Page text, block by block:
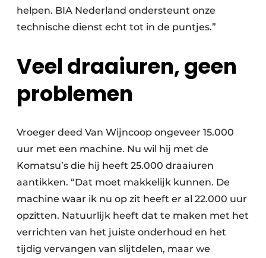
helpen. BIA Nederland ondersteunt onze
technische dienst echt tot in de puntjes.”
Veel draaiuren, geen
problemen
Vroeger deed Van Wijncoop ongeveer 15.000
uur met een machine. Nu wil hij met de
Komatsu’s die hij heeft 25.000 draaiuren
aantikken. “Dat moet makkelijk kunnen. De
machine waar ik nu op zit heeft er al 22.000 uur
opzitten. Natuurlijk heeft dat te maken met het
verrichten van het juiste onderhoud en het
tijdig vervangen van slijtdelen, maar we